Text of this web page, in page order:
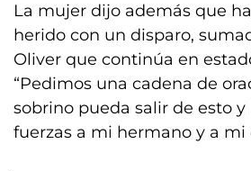
La mujer dijo además que
herido con un disparo,
Oliver que continúa en
“Pedimos una cadena de
sobrino pueda salir de esto
fuerzas a mi hermano y a mi